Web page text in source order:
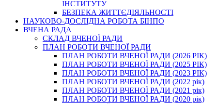
ІНСТИТУТУ
БЕЗПЕКА ЖИТТЄДІЯЛЬНОСТІ
НАУКОВО-ДОСЛІДНА РОБОТА БІНПО
ВЧЕНА РАДА
СКЛАД ВЧЕНОЇ РАДИ
ПЛАН РОБОТИ ВЧЕНОЇ РАДИ
ПЛАН РОБОТИ ВЧЕНОЇ РАДИ (2026 РІК)
ПЛАН РОБОТИ ВЧЕНОЇ РАДИ (2025 РІК)
ПЛАН РОБОТИ ВЧЕНОЇ РАДИ (2023 РІК)
ПЛАН РОБОТИ ВЧЕНОЇ РАДИ (2022 рік)
ПЛАН РОБОТИ ВЧЕНОЇ РАДИ (2021 рік)
ПЛАН РОБОТИ ВЧЕНОЇ РАДИ (2020 рік)